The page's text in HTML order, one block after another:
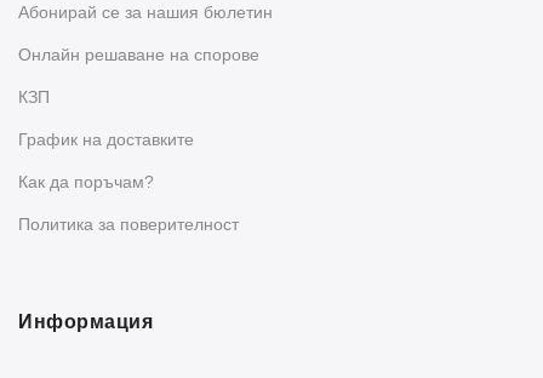
Абонирай се за нашия бюлетин
Oнлайн решаване на спорове
КЗП
График на доставките
Как да поръчам?
Политика за поверителност
Информация